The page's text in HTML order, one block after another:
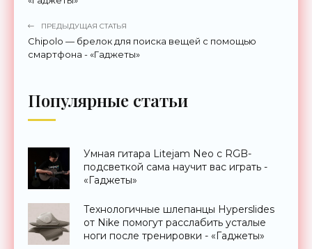
ПРЕДЫДУЩАЯ СТАТЬЯ
Chipolo — брелок для поиска вещей с помощью
смартфона - «Гаджеты»
Популярные статьи
Умная гитара Litejam Neo с RGB-
подсветкой сама научит вас играть -
«Гаджеты»
Технологичные шлепанцы Hyperslides
от Nike помогут расслабить усталые
ноги после тренировки - «Гаджеты»